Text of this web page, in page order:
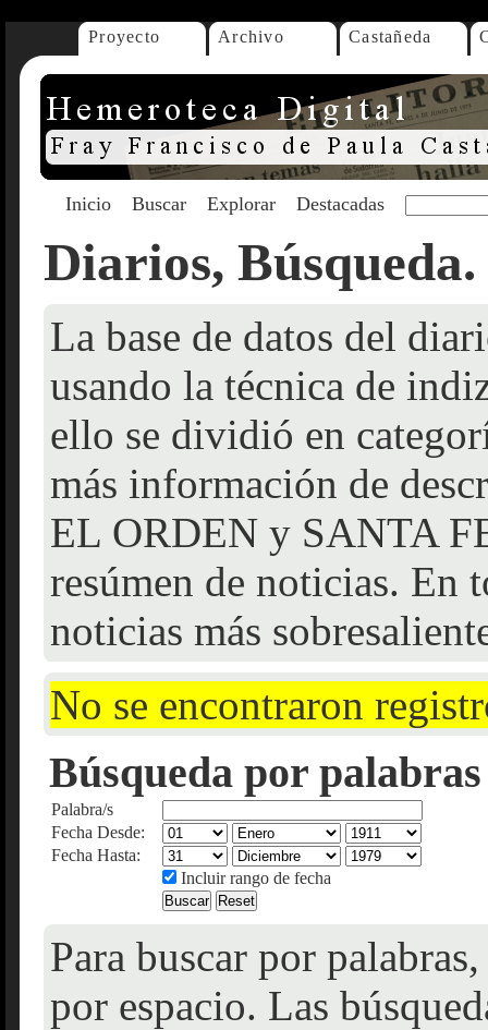
Proyecto Archivo Castañeda
Inicio Buscar Explorar Destacadas
Diarios, Búsqueda.
La base de datos del
usando la técnica de
ello se dividió en
más información de
EL ORDEN y SANTA
resúmen de noticias. En
noticias más
No se encontraron
Búsqueda por
Palabra/s
Fecha Desde:
Fecha Hasta:
Incluir rango de fecha
Para buscar por
por espacio. Las